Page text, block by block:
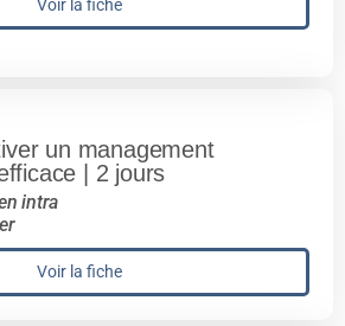
Voir la fiche
un management
| 2 jours
intra
Voir la fiche